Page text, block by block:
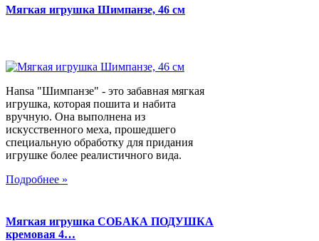
Мягкая игрушка Шимпанзе, 46 см
Hansa "Шимпанзе" - это забавная мягкая
игрушка, которая пошита и набита
вручную. Она выполнена из
искусственного меха, прошедшего
специальную обработку для придания
игрушке более реалистичного вида.
Подробнее »
Мягкая игрушка СОБАКА ПОДУШКА
кремовая 4…